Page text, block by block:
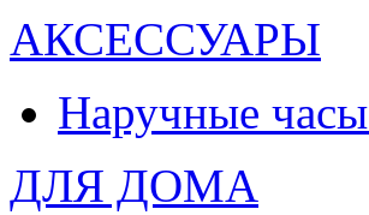
АКСЕССУАРЫ
Наручные часы
ДЛЯ ДОМА